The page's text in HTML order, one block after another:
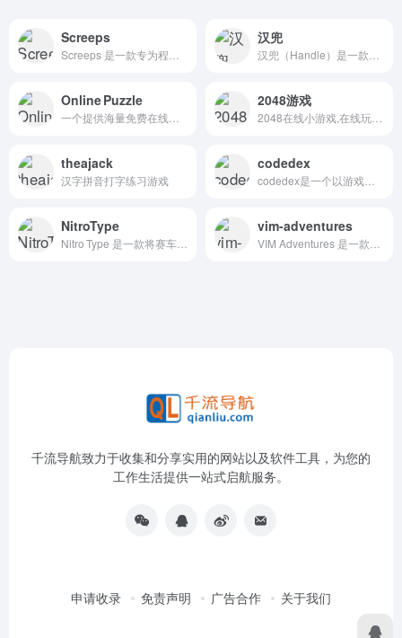
Screeps 汉兜
Online Puzzle 2048游戏
theajack
汉字拼音打字练习游戏
codedex
NitroType vim-adventures
千流导航致力于收集和分享实用的网站以及软件工具，为您的
工作生活提供一站式启航服务。
申请收录 免责声明 广告合作 关于我们